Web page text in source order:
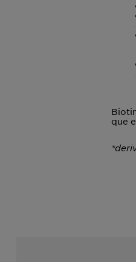
que